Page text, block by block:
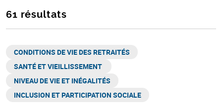
61 résultats
CONDITIONS DE VIE DES RETRAITÉS
SANTÉ ET VIEILLISSEMENT ​
NIVEAU DE VIE ET INÉGALITÉS​
INCLUSION ET PARTICIPATION SOCIALE